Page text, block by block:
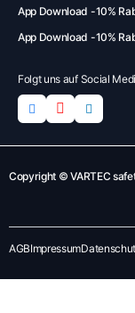
App Download -10%
App Download -10%
Folgt uns auf Social
Copyright © VARTEC
AGBImpressum